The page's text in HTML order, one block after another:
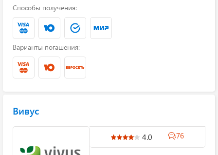
Способы получения:
Варианты погашения:
Вивус
4.0 76